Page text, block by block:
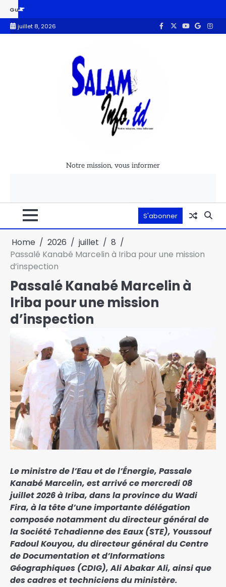
: un référendum constitutionnel fixé au 30 août
juillet 8, 2026
Notre mission, vous informer
S'abonner
Home 2026 juillet
8
Passalé Kanabé Marcelin à Iriba pour une mission
d’inspection
Passalé Kanabé Marcelin à
Iriba pour une mission
d’inspection
Le ministre de l’Eau et de l’Énergie, Passale
Kanabé Marcelin, est arrivé ce mercredi 08
juillet 2026 à Iriba, dans la province du Wadi
Fira, à la tête d’une importante délégation
composée notamment du directeur général de
la Société Tchadienne des Eaux (STE), Youssouf
Fadoul Kouyou, du directeur général du Centre
de Documentation et d’Informations
Géographiques (CDIG), Ali Abakar Ali, ainsi que
des cadres et techniciens du ministère.